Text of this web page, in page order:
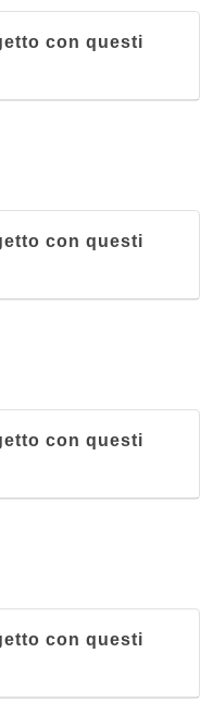
con questi
con questi
con questi
con questi